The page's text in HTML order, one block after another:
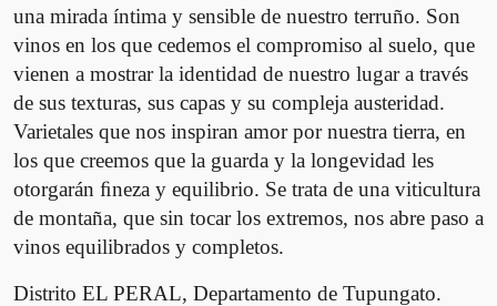
n
t
d
una mirada íntima y sensible de nuestro terruño. Son
vinos en los que cedemos el compromiso al suelo, que
vienen a mostrar la identidad de nuestro lugar a través
de sus texturas, sus capas y su compleja austeridad.
Varietales que nos inspiran amor por nuestra tierra, en
los que creemos que la guarda y la longevidad les
otorgarán ﬁneza y equilibrio. Se trata de una viticultura
de montaña, que sin tocar los extremos, nos abre paso a
vinos equilibrados y completos.
Distrito EL PERAL, Departamento de Tupungato.